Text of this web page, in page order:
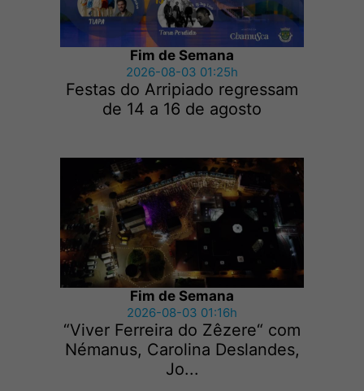
Fim de Semana
2026-08-03 01:25h
Festas do Arripiado regressam
de 14 a 16 de agosto
Fim de Semana
2026-08-03 01:16h
“Viver Ferreira do Zêzere“ com
Némanus, Carolina Deslandes,
Jo...